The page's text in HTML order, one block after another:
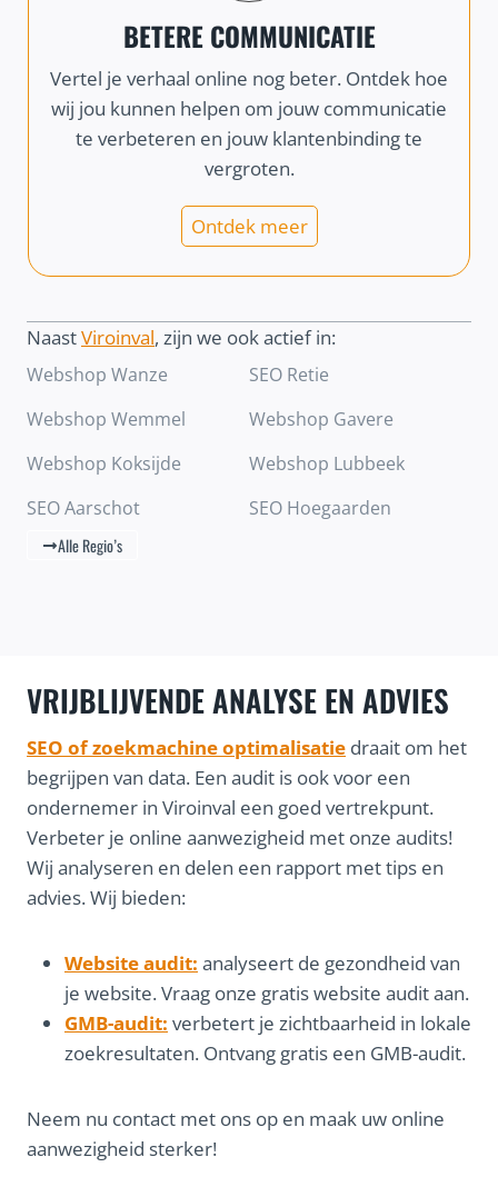
BETERE COMMUNICATIE
Vertel je verhaal online nog beter. Ontdek hoe
wij jou kunnen helpen om jouw communicatie
te verbeteren en jouw klantenbinding te
vergroten.
Ontdek meer
NaastViroinval, zijn we ook actief in:
Webshop Wanze
SEO Retie
Webshop Wemmel
Webshop Gavere
Webshop Koksijde
Webshop Lubbeek
SEO Aarschot
SEO Hoegaarden
Alle Regio’s
VRIJBLIJVENDE ANALYSE EN ADVIES
SEO of zoekmachine optimalisatie draait om het
begrijpen van data. Een audit is ook voor een
ondernemer in Viroinval een goed vertrekpunt.
Verbeter je online aanwezigheid met onze audits!
Wij analyseren en delen een rapport met tips en
advies. Wij bieden:
Website audit: analyseert de gezondheid van
je website. Vraag onze gratis website audit aan.
GMB-audit: verbetert je zichtbaarheid in lokale
zoekresultaten. Ontvang gratis een GMB-audit.
Neem nu contact met ons op en maak uw online
aanwezigheid sterker!